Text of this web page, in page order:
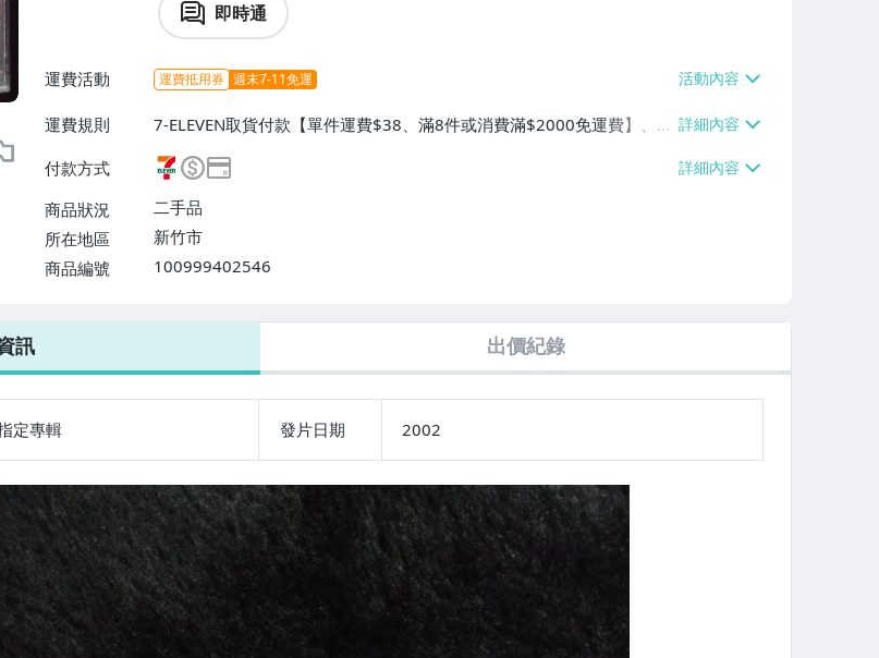
即時通
運費活動 運費抵用券 週末7-11免運
運費規則
7-ELEVEN取貨付款【單件運費$38、滿8件或消費滿$2000免運費】、郵
局掛號【單件運費$60、滿8件或消費滿$2000免運費】
付款方式
商品狀況
二手品
所在地區
新竹市
商品編號
100999402546
7-ELEVEN 運費只要38元
訊 出價紀錄
定專輯 發片日期 2002